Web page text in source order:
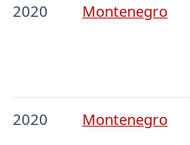
2020 Montenegro
2020 Montenegro